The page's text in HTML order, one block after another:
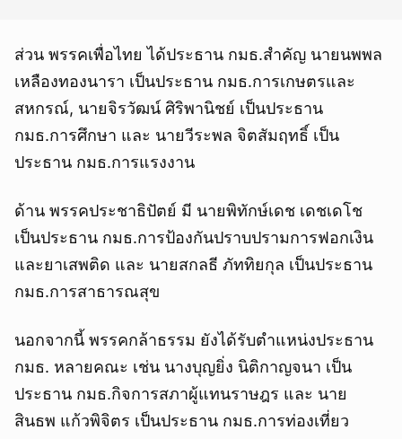
ส่วน พรรคเพื่อไทย ได้ประธาน กมธ.สำคัญ นายนพพล
เหลืองทองนารา เป็นประธาน กมธ.การเกษตรและ
สหกรณ์, นายจิรวัฒน์ ศิริพานิชย์ เป็นประธาน
กมธ.การศึกษา และ นายวีระพล จิตสัมฤทธิ์ เป็น
ประธาน กมธ.การแรงงาน
ด้าน พรรคประชาธิปัตย์ มี นายพิทักษ์เดช เดชเดโช
เป็นประธาน กมธ.การป้องกันปราบปรามการฟอกเงิน
และยาเสพติด และ นายสกลธี ภัททิยกุล เป็นประธาน
กมธ.การสาธารณสุข
นอกจากนี้ พรรคกล้าธรรม ยังได้รับตำแหน่งประธาน
กมธ. หลายคณะ เช่น นางบุญยิ่ง นิติกาญจนา เป็น
ประธาน กมธ.กิจการสภาผู้แทนราษฎร และ นาย
สินธพ แก้วพิจิตร เป็นประธาน กมธ.การท่องเที่ยว